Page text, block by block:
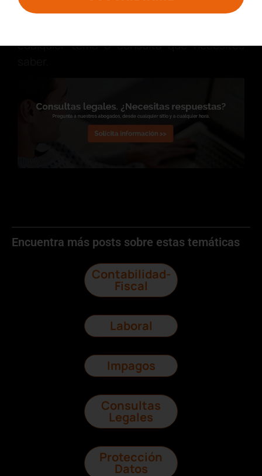
contactarnos. En tugesto, como abogados
cualquier tema o consulta que necesites
Encuentra más posts sobre estas temáticas
Contabilidad-
Fiscal
Laboral
Impagos
Consultas
Legales
Protección
Datos